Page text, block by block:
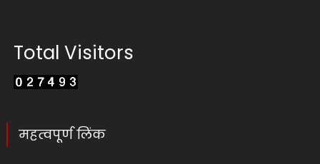
Total Visitors
महत्वपूर्ण लिंक